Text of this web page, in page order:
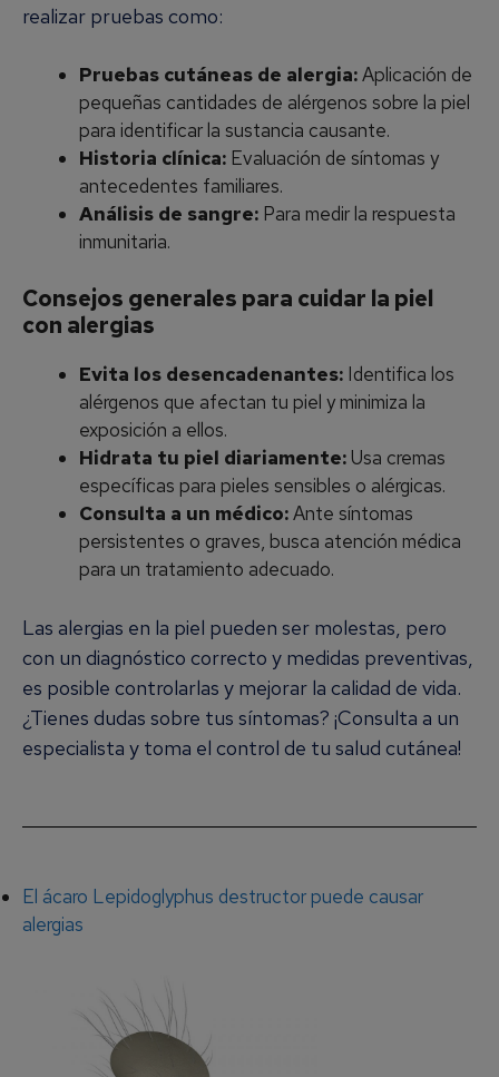
realizar pruebas como:
Pruebas cutáneas de alergia:Aplicación de
pequeñas cantidades de alérgenos sobre la piel
para identificar la sustancia causante.
Historia clínica: Evaluación de síntomas y
antecedentes familiares.
Análisis de sangre: Para medir la respuesta
inmunitaria.
Consejos generales para cuidar la piel
con alergias
Evita los desencadenantes: Identifica los
alérgenos que afectan tu piel y minimiza la
exposición a ellos.
Hidrata tu piel diariamente: Usa cremas
específicas para pieles sensibles o alérgicas.
Consulta a un médico:Ante síntomas
persistentes o graves, busca atención médica
para un tratamiento adecuado.
Las alergias en la piel pueden ser molestas, pero
con un diagnóstico correcto y medidas preventivas,
es posible controlarlas y mejorar la calidad de vida.
¿Tienes dudas sobre tus síntomas? ¡Consulta a un
especialista y toma el control de tu salud cutánea!
El ácaro Lepidoglyphus destructor puede causar
alergias